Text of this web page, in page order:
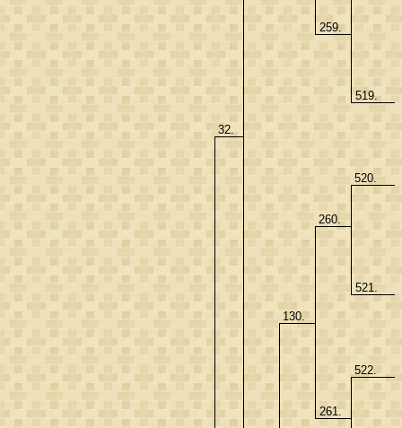
32.
259.
519.
130.
260.
520.
521.
261.
522.